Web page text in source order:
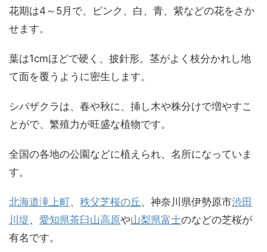
花期は4～5月で、ピンク、白、青、紫などの花をさか
せます。
葉は1cmほどで硬く、披針形。茎がよく枝分かれし地
て面を覆うように密生します。
シバザクラは、春や秋に、挿し木や株分けで増やすこ
とがで、繁殖力が旺盛な植物です。
全国の各地の公園などに植えられ、名所になっていま
す。
北海道滝上町、 秩父芝桜の丘 、神奈川県伊勢原市渋田
川堤、 愛知県茶臼山高原や山梨県富士のなどの芝桜が
有名です。